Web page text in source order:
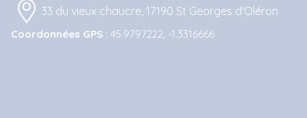
33 du vieux chaucre, 17190 St Georges d'Oléron
Coordonnées GPS : 45.9797222, -1.3316666